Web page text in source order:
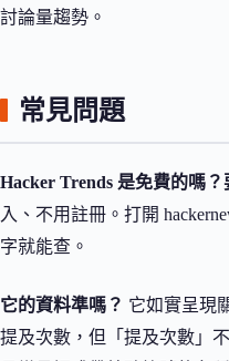
討論量趨勢。
常見問題
Hacker Trends 是免費的嗎？
入、不用註冊。打開
字就能查。
它的資料準嗎？ 它如實呈現
提及次數，但「提及次數」